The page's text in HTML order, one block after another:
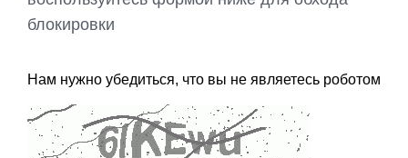
блокировки
Нам нужно убедиться, что вы не являетесь роботом